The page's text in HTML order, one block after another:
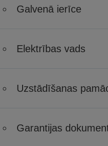
Galvenā ierīce
Elektrības vads
Uzstādīšanas
Garantijas